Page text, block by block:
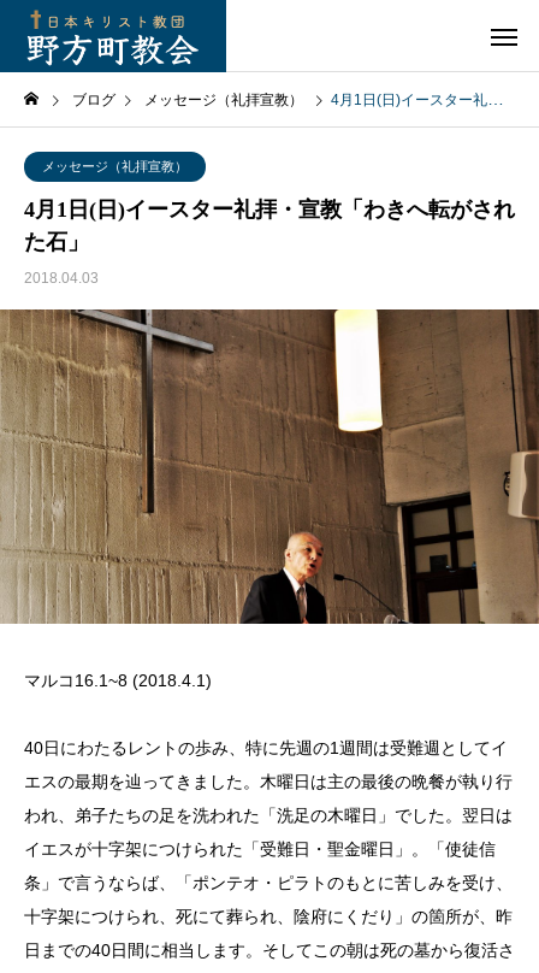
ブログ メッセージ（礼拝宣教） 4月1日(日)イースター礼拝・宣教「わきへ転がされた石」
メッセージ（礼拝宣教）
4月1日(日)イースター礼拝・宣教「わきへ転がされ
た石」
2018.04.03
マルコ16.1~8 (2018.4.1)
40日にわたるレントの歩み、特に先週の1週間は受難週としてイ
エスの最期を辿ってきました。木曜日は主の最後の晩餐が執り行
われ、弟子たちの足を洗われた「洗足の木曜日」でした。翌日は
イエスが十字架につけられた「受難日・聖金曜日」。「使徒信
条」で言うならば、「ポンテオ・ピラトのもとに苦しみを受け、
十字架につけられ、死にて葬られ、陰府にくだり」の箇所が、昨
日までの40日間に相当します。そしてこの朝は死の墓から復活さ